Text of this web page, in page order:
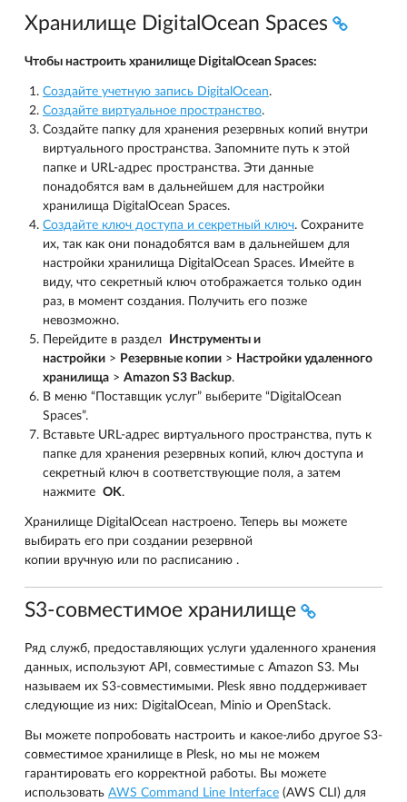
Хранилище DigitalOcean Spaces
Чтобы настроить хранилище DigitalOcean Spaces:
Создайте учетную запись DigitalOcean.
Создайте виртуальное пространство.
Создайте папку для хранения резервных копий внутри
виртуального пространства. Запомните путь к этой
папке и URL-адрес пространства. Эти данные
понадобятся вам в дальнейшем для настройки
хранилища DigitalOcean Spaces.
Создайте ключ доступа и секретный ключ. Сохраните
их, так как они понадобятся вам в дальнейшем для
настройки хранилища DigitalOcean Spaces. Имейте в
виду, что секретный ключ отображается только один
раз, в момент создания. Получить его позже
невозможно.
Перейдите в раздел
Инструменты и
настройки > Резервные копии > Настройки удаленного
хранилища > Amazon S3 Backup.
В меню “Поставщик услуг” выберите “DigitalOcean
Spaces”.
Вставьте URL-адрес виртуального пространства, путь к
папке для хранения резервных копий, ключ доступа и
секретный ключ в соответствующие поля, а затем
нажмите OK.
Хранилище DigitalOcean настроено. Теперь вы можете
выбирать его при создании резервной
копии вручную или по расписанию .
S3-совместимое хранилище
Ряд служб, предоставляющих услуги удаленного хранения
данных, используют API, совместимые с Amazon S3. Мы
называем их S3-совместимыми. Plesk явно поддерживает
следующие из них: DigitalOcean, Minio и OpenStack.
Вы можете попробовать настроить и какое-либо другое S3-
совместимое хранилище в Plesk, но мы не можем
гарантировать его корректной работы. Вы можете
использовать AWS Command Line Interface (AWS CLI) для